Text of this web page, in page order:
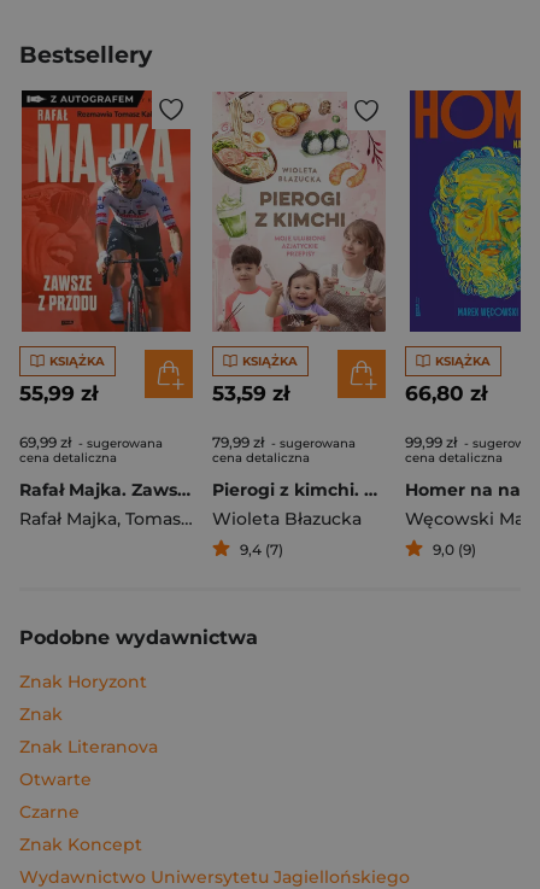
Bestsellery
KSIĄŻKA
55,99 zł
69,99 zł - sugerowana
cena detaliczna
Rafał Majka. Zawsze z przodu. Rozmawia Tomasz Kalemba - książka z autografem
Rafał Majka, Tomasz Kalemba
KSIĄŻKA
53,59 zł
79,99 zł - sugerowana
cena detaliczna
Pierogi z kimchi. Moje ulubione azjatyckie przepisy
Wioleta Błazucka
9,4 (7)
KSIĄŻKA
66,80 zł
99,99 zł -
cena detaliczna
Węcowski
9,0 (9)
Podobne wydawnictwa
Znak Horyzont
Znak
Znak Literanova
Otwarte
Czarne
Znak Koncept
Wydawnictwo Uniwersytetu Jagiellońskiego